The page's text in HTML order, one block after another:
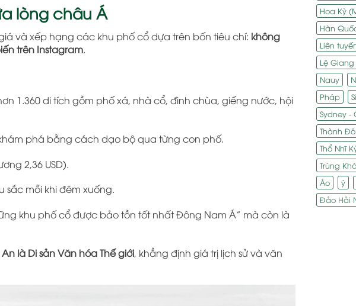
lòng châu Á
và xếp hạng các khu phố cổ dựa trên bốn tiêu chí: không
trên Instagram.
1.360 di tích gồm phố xá, nhà cổ, đình chùa, giếng nước, hội
phá bằng cách dạo bộ qua từng con phố.
2,36 USD).
mỗi khi đêm xuống.
khu phố cổ được bảo tồn tốt nhất Đông Nam Á” mà còn là
là Di sản Văn hóa Thế giới, khẳng định giá trị lịch sử và văn
Hoa Kỳ
Hàn
Liên
Lệ
Nauy
Pháp
Sydney -
Thành
Thổ Nhĩ
Trùng
Áo
ý
Đảo Hải